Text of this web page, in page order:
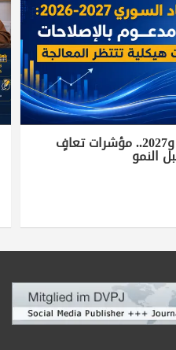
الاقتصاد السوري في 2026 و2027.. مؤشرات تعافٍ
النمو